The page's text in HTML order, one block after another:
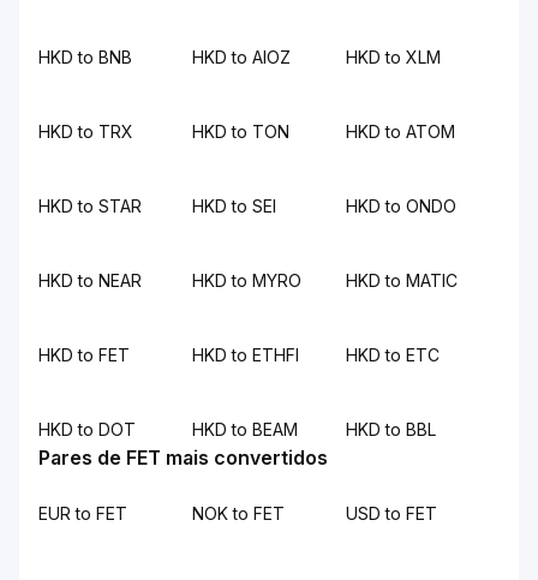
HKD to BNB HKD to AIOZ HKD to XLM
HKD to TRX HKD to TON HKD to ATOM
HKD to STAR HKD to SEI HKD to ONDO
HKD to NEAR HKD to MYRO HKD to MATIC
HKD to FET HKD to ETHFI HKD to ETC
HKD to DOT HKD to BEAM HKD to BBL
Pares de FET mais convertidos
EUR to FET NOK to FET USD to FET